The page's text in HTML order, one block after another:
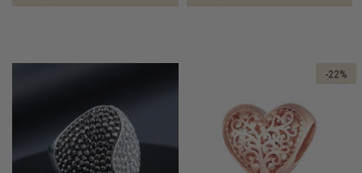
-22%